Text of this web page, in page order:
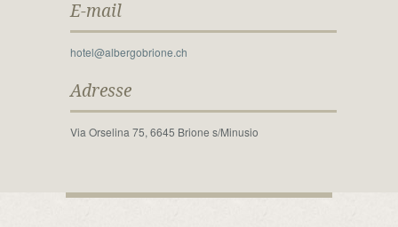
E-mail
hotel@albergobrione.ch
Adresse
Via Orselina 75, 6645 Brione s/Minusio